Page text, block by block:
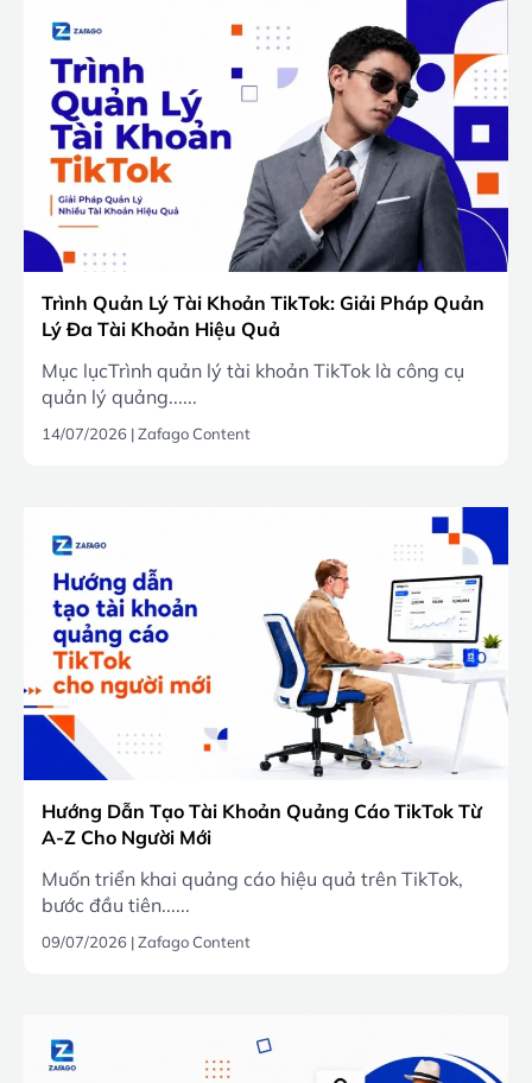
Trình Quản Lý Tài Khoản TikTok: Giải Pháp Quản
Lý Đa Tài Khoản Hiệu Quả
Mục lụcTrình quản lý tài khoản TikTok là công cụ
quản lý quảng......
14/07/2026 |Zafago Content
Hướng Dẫn Tạo Tài Khoản Quảng Cáo TikTok Từ
A-Z Cho Người Mới
Muốn triển khai quảng cáo hiệu quả trên TikTok,
bước đầu tiên......
09/07/2026 |Zafago Content